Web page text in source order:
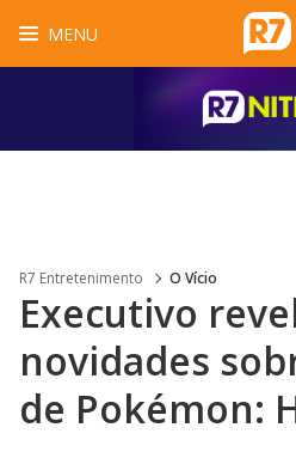
MENU
R7 Entretenimento O Vício
Executivo
novidades
de Pokémon: